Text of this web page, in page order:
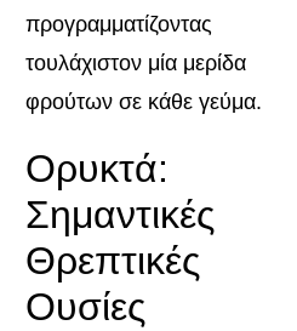
προγραμματίζοντας
τουλάχιστον μία μερίδα
φρούτων σε κάθε γεύμα.
Ορυκτά:
Σημαντικές
Θρεπτικές
Ουσίες